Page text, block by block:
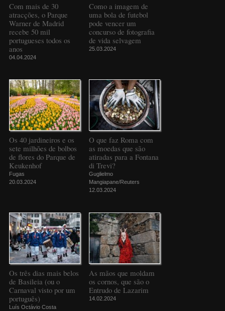
Com mais de 30
atracções, o Parque
Warner de Madrid
recebe 50 mil
portugueses todos os
anos
04.04.2024
Como a imagem de
uma bola de futebol
pode vencer um
concurso de fotografia
de vida selvagem
25.03.2024
Os 40 jardineiros e os
sete milhões de bolbos
de flores do Parque de
Keukenhof
Fugas
20.03.2024
O que faz Roma com
as moedas que são
atiradas para a Fontana
di Trevi?
Guglielmo
Mangiapane/Reuters
12.03.2024
Os três dias mais belos
de Basileia (ou o
Carnaval visto por um
português)
Luís Octávio Costa
As mãos que moldam
os cornos, que são o
Entrudo de Lazarim
14.02.2024